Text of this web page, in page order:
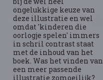
ongelukkige keuze van
deze illustratie en wel
omdat 'kinderen die
oorlogje spelen' immers
in schril contrast staat
met de inhoud van het
boek. Was het vinden van
een meer passende
illustratie zomoeilijk?